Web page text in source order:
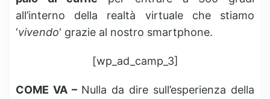
all’interno della realtà virtuale che stiamo
‘vivendo‘ grazie al nostro smartphone.
[wp_ad_camp_3]
COME VA – Nulla da dire sull’esperienza della